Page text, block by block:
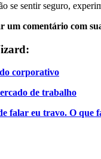
se sentir seguro,
um comentário com
corporativo
de trabalho
falar eu travo. O que